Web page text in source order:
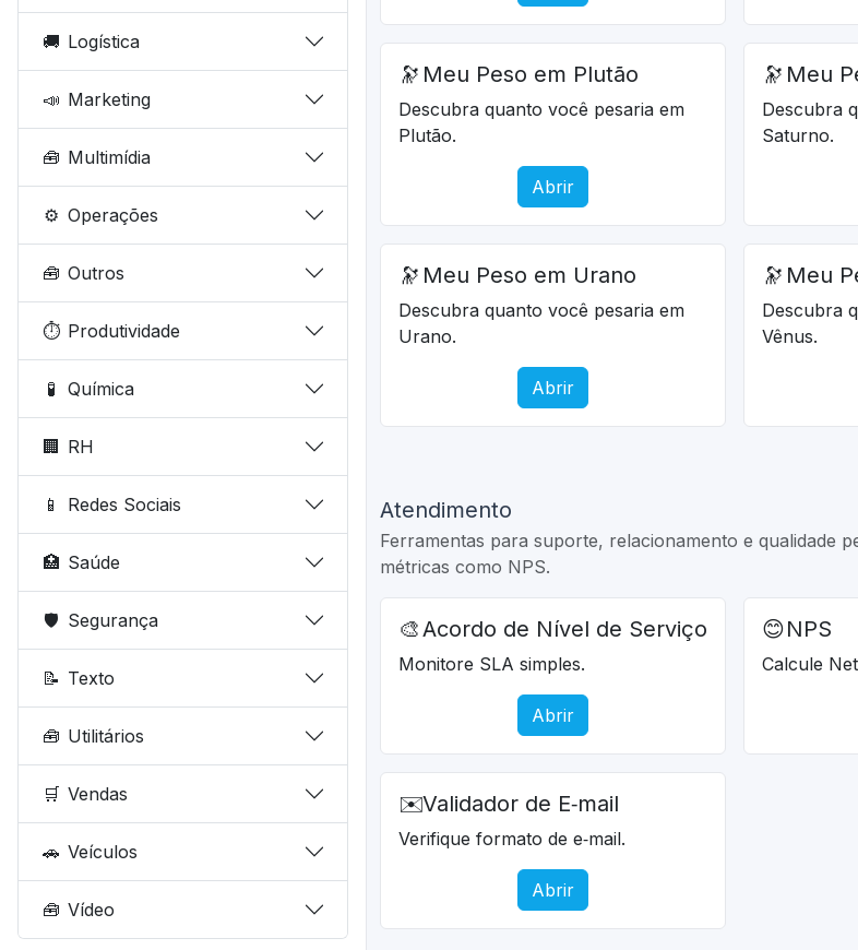
🚚 Logística
📣 Marketing
🧰 Multimídia
⚙️ Operações
🧰 Outros
⏱️ Produtividade
🧪 Química
🏢 RH
📱 Redes Sociais
🏥 Saúde
🛡️ Segurança
📝 Texto
🧰 Utilitários
🛒 Vendas
🚗 Veículos
🧰 Vídeo
🔭 Meu Peso em Plutão
Descubra quanto você pesaria em
Plutão.
Abrir
🔭 Meu
Descubra
Saturno.
🔭 Meu Peso em Urano
Descubra quanto você pesaria em
Urano.
Abrir
🔭 Meu
Descubra
Vênus.
Atendimento
Ferramentas para suporte, relacionamento e qualidade
métricas como NPS.
🎨Acordo de Nível de Serviço
Monitore SLA simples.
Abrir
😊NPS
Calcule
✉️Validador de E‑mail
Verifique formato de e‑mail.
Abrir